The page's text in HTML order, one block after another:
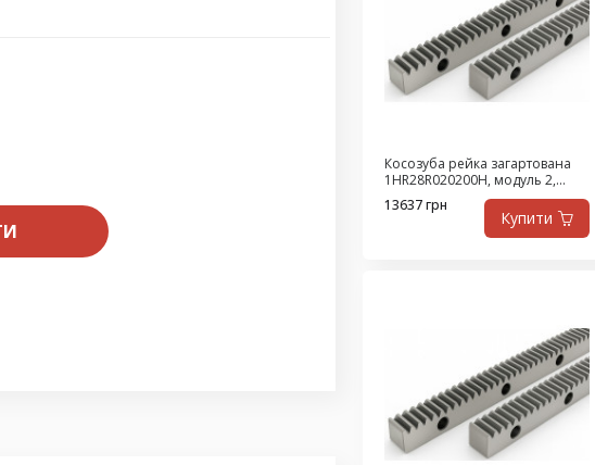
Косозуба рейка загартована
1HR28R020200H, модуль 2,
довжина 2000 мм, клас Q8,
сталь SAE1141
13637 грн
Купити